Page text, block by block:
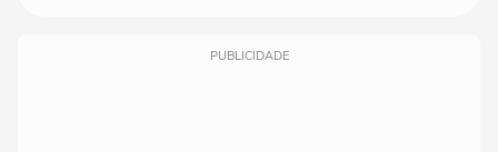
PUBLICIDADE